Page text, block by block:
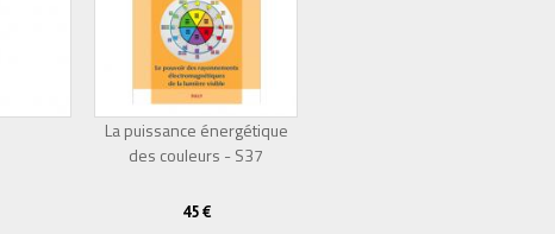
Épuisé
La puissance énergétique
des couleurs - S37
45 €